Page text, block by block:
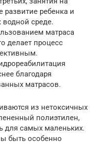
развитие ребенка и
водной среде.
матраса
делает процесс
благодаря
матрасов.
из нетоксичных
полиэтилен,
для самых маленьких.
быть особенно